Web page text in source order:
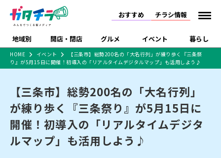
おすすめ チラシ情報
地域別 開店・閉店 グルメ イベント 暮らし
新潟市 下越
中越 上越
開店 閉店
リニューアル・移転 休業 開店まとめ
閉店まとめ
新潟市・開店
新潟市・閉店
長岡市・開店
ラーメン 現地レポート
和食 洋食
体験・販売 祭り・伝統行事
趣味・展示会 ライブ・コンサート
施設・ショップ
住宅メーカー・工務
店
食品メーカー・県産
特売セール インタビュー
特集・まとめ記事
セツコママ ランキング
食品スーパー・コンビ
戸建住宅・マンショ
ショッピングモール・
大型施設
ドラッグストア・ホーム
センター
HOME イベント
【三条市】総勢200名の「大名行列」が練り歩く『三条祭
り』が5月15日に開催！初導入の「リアルタイムデジタルマップ」も活用しよう♪
【三条市】総勢200名の「大名行列」
が練り歩く『三条祭り』が5月15日に
開催！初導入の「リアルタイムデジタ
ルマップ」も活用しよう♪